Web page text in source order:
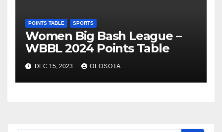
POINTS TABLE SPORTS
Women Big Bash League –
WBBL 2024 Points Table
DEC 15, 2023 OLOSOTA